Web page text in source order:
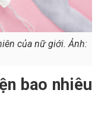
của nữ giới. Ảnh:
bao nhiêu